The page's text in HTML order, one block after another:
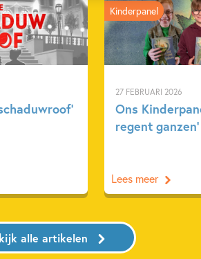
27 FEBRUARI 2026
Ons
regent ganzen’
Kinderpanel
Lees meer
alle artikelen